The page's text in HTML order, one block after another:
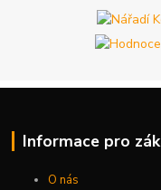
Informace pro
O nás